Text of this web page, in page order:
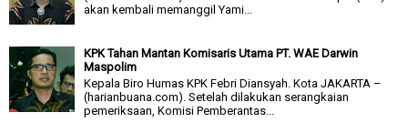
akan kembali memanggil Yami...
KPK Tahan Mantan Komisaris Utama PT. WAE Darwin
Maspolim
Kepala Biro Humas KPK Febri Diansyah. Kota JAKARTA –
(harianbuana.com). Setelah dilakukan serangkaian
pemeriksaan, Komisi Pemberantas...